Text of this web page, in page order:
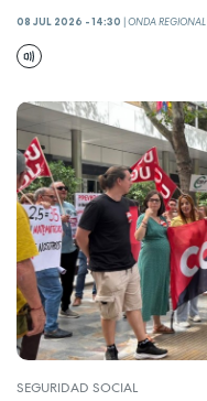
08 JUL 2026 - 14:30 |ONDA REGIONAL
SEGURIDAD SOCIAL